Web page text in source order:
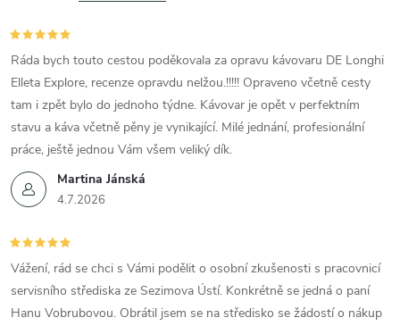
k
y
v
ý
p
i
s
u
Martina Jánská
4.7.2026
Ráda bych touto cestou poděkovala za opravu kávovaru DE Longhi
Elleta Explore, recenze opravdu nelžou.!!!!! Opraveno včetně cesty
tam i zpět bylo do jednoho týdne. Kávovar je opět v perfektním
stavu a káva včetně pěny je vynikající. Milé jednání, profesionální
práce, ještě jednou Vám všem veliký dík.
Vážení, rád se chci s Vámi podělit o osobní zkušenosti s pracovnicí
servisního střediska ze Sezimova Ústí. Konkrétně se jedná o paní
Hanu Vobrubovou. Obrátil jsem se na středisko se žádostí o nákup